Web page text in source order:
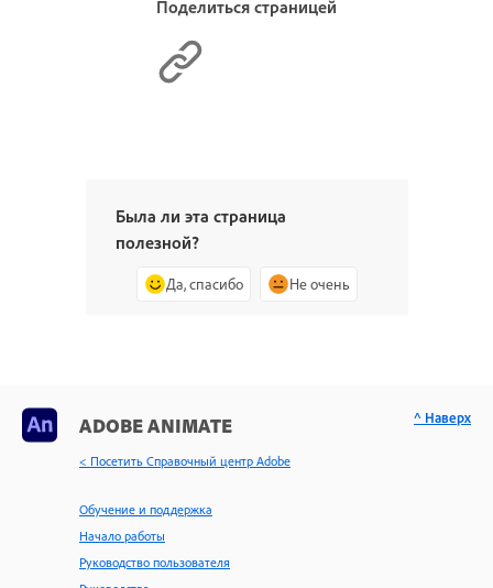
Поделиться страницей
Была ли эта страница
полезной?
Да, спасибо Не очень
ADOBE ANIMATE
< Посетить Справочный центр Adobe
Обучение и поддержка
Начало работы
Руководство пользователя
^ Наверх